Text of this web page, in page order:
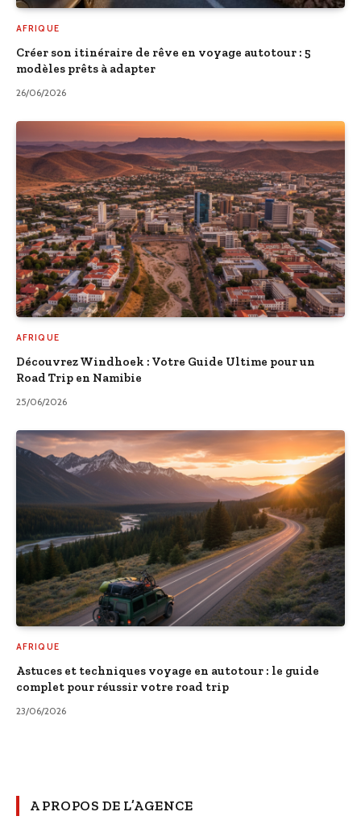
AFRIQUE
Créer son itinéraire de rêve en voyage autotour : 5
modèles prêts à adapter
26/06/2026
AFRIQUE
Découvrez Windhoek : Votre Guide Ultime pour un
Road Trip en Namibie
25/06/2026
AFRIQUE
Astuces et techniques voyage en autotour : le guide
complet pour réussir votre road trip
23/06/2026
A PROPOS DE L’AGENCE